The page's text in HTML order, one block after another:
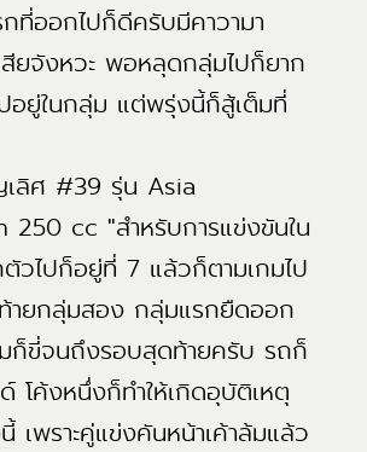
ที่ออกไปก็ดีครับมีคาวามา
สียจังหวะ พอหลุดกลุ่มไปก็ยาก
ปอยู่ในกลุ่ม แต่พรุ่งนี้ก็สู้เต็มที่
ลิศ #39 รุ่น Asia
250 cc "สำหรับการแข่งขันใน
วไปก็อยู่ที่ 7 แล้วก็ตามเกมไป
ายกลุ่มสอง กลุ่มแรกยืดออก
ก็ขี่จนถึงรอบสุดท้ายครับ รถก็
ด์ โค้งหนึ่งก็ทำให้เกิดอุบัติเหตุ
เพราะคู่แข่งคันหน้าเค้าล้มแล้ว